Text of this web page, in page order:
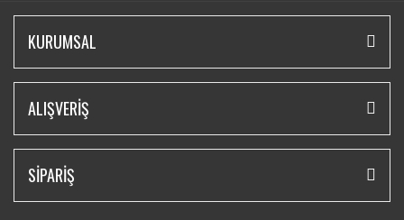
KURUMSAL
ALIŞVERİŞ
SİPARİŞ